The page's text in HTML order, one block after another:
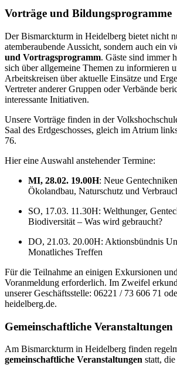
Vorträge und Bildungsprogramme
Der Bismarckturm in Heidelberg bietet nicht
atemberaubende Aussicht, sondern auch ein
und Vortragsprogramm. Gäste sind immer
sich über allgemeine Themen zu informieren
Arbeitskreisen über aktuelle Einsätze und
Vertreter anderer Gruppen oder Verbände
interessante Initiativen.
Unsere Vorträge finden in der
Saal des Erdgeschosses, gleich im Atrium
76.
Hier eine Auswahl anstehender Termine:
MI, 28.02. 19.00H: Neue
Ökolandbau, Naturschutz und
SO, 17.03. 11.30H: Welthunger,
Biodiversität – Was wird gebraucht?
DO, 21.03. 20.00H: Aktionsbündnis
Monatliches Treffen
Für die Teilnahme an einigen Exkursionen
Voranmeldung erforderlich. Im Zweifel
unserer Geschäftsstelle: 06221 / 73 606 71
heidelberg.de.
Gemeinschaftliche Veranstaltungen
Am Bismarckturm in Heidelberg finden
gemeinschaftliche Veranstaltungen statt,